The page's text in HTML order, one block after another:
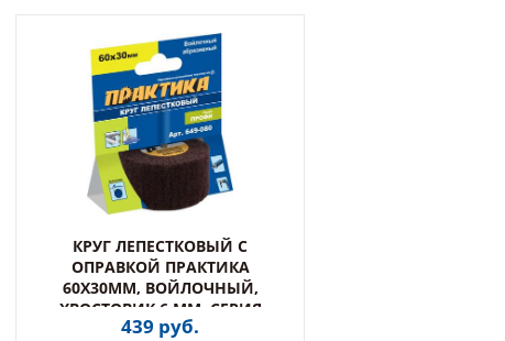
КРУГ ЛЕПЕСТКОВЫЙ С
ОПРАВКОЙ ПРАКТИКА
60Х30ММ, ВОЙЛОЧНЫЙ,
ХВОСТОВИК 6 ММ, СЕРИЯ
ПРОФИ (649-080)
439 руб.